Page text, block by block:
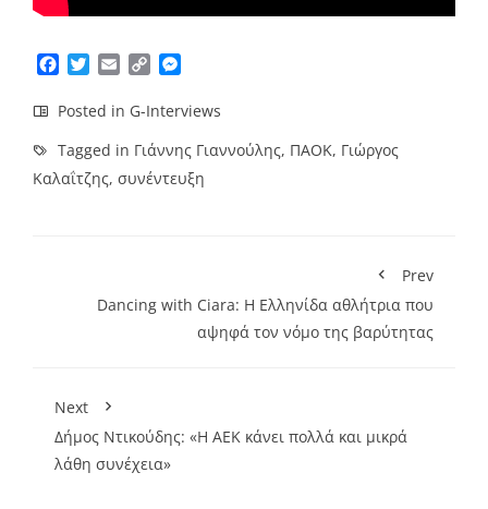
Facebook
TwitterEmailCopy
Posted in G-Interviews
Tagged in Γιάννης Γιαννούλης, ΠΑΟΚ, Γιώργος
Καλαΐτζης, συνέντευξη
Prev
Dancing with Ciara: H Ελληνίδα αθλήτρια που
αψηφά τον νόμο της βαρύτητας
Next
Δήμος Ντικούδης: «Η ΑΕΚ κάνει πολλά και μικρά
λάθη συνέχεια»